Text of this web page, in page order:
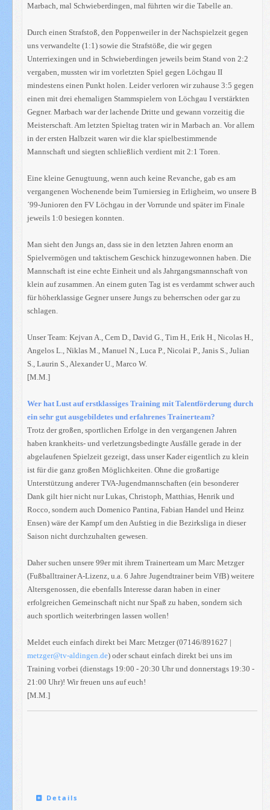
Marbach, mal Schwieberdingen, mal führten wir die Tabelle an.
Durch einen Strafstoß, den Poppenweiler in der Nachspielzeit gegen
uns verwandelte (1:1) sowie die Strafstöße, die wir gegen
Unterriexingen und in Schwieberdingen jeweils beim Stand von 2:2
vergaben, mussten wir im vorletzten Spiel gegen Löchgau II
mindestens einen Punkt holen. Leider verloren wir zuhause 3:5 gegen
einen mit drei ehemaligen Stammspielern von Löchgau I verstärkten
Gegner. Marbach war der lachende Dritte und gewann vorzeitig die
Meisterschaft. Am letzten Spieltag traten wir in Marbach an. Vor allem
in der ersten Halbzeit waren wir die klar spielbestimmende
Mannschaft und siegten schließlich verdient mit 2:1 Toren.
Eine kleine Genugtuung, wenn auch keine Revanche, gab es am
vergangenen Wochenende beim Turniersieg in Erligheim, wo unsere B
´99-Junioren den FV Löchgau in der Vorrunde und später im Finale
jeweils 1:0 besiegen konnten.
Man sieht den Jungs an, dass sie in den letzten Jahren enorm an
Spielvermögen und taktischem Geschick hinzugewonnen haben. Die
Mannschaft ist eine echte Einheit und als Jahrgangsmannschaft von
klein auf zusammen. An einem guten Tag ist es verdammt schwer auch
für höherklassige Gegner unsere Jungs zu beherrschen oder gar zu
schlagen.
Unser Team: Kejvan A., Cem D., David G., Tim H., Erik H., Nicolas H.,
Angelos L., Niklas M., Manuel N., Luca P., Nicolai P., Janis S., Julian
S., Laurin S., Alexander U., Marco W.
[M.M.]
Wer hat Lust auf erstklassiges Training mit Talentförderung durch
ein sehr gut ausgebildetes und erfahrenes Trainerteam?
Trotz der großen, sportlichen Erfolge in den vergangenen Jahren
haben krankheits- und verletzungsbedingte Ausfälle gerade in der
abgelaufenen Spielzeit gezeigt, dass unser Kader eigentlich zu klein
ist für die ganz großen Möglichkeiten. Ohne die großartige
Unterstützung anderer TVA-Jugendmannschaften (ein besonderer
Dank gilt hier nicht nur Lukas, Christoph, Matthias, Henrik und
Rocco, sondern auch Domenico Pantina, Fabian Handel und Heinz
Ensen) wäre der Kampf um den Aufstieg in die Bezirksliga in dieser
Saison nicht durchzuhalten gewesen.
Daher suchen unsere 99er mit ihrem Trainerteam um Marc Metzger
(Fußballtrainer A-Lizenz, u.a. 6 Jahre Jugendtrainer beim VfB) weitere
Altersgenossen, die ebenfalls Interesse daran haben in einer
erfolgreichen Gemeinschaft nicht nur Spaß zu haben, sondern sich
auch sportlich weiterbringen lassen wollen!
Meldet euch einfach direkt bei Marc Metzger (07146/891627 |
metzger@tv-aldingen.de) oder schaut einfach direkt bei uns im
Training vorbei (dienstags 19:00 - 20:30 Uhr und donnerstags 19:30 -
21:00 Uhr)! Wir freuen uns auf euch!
[M.M.]
Details